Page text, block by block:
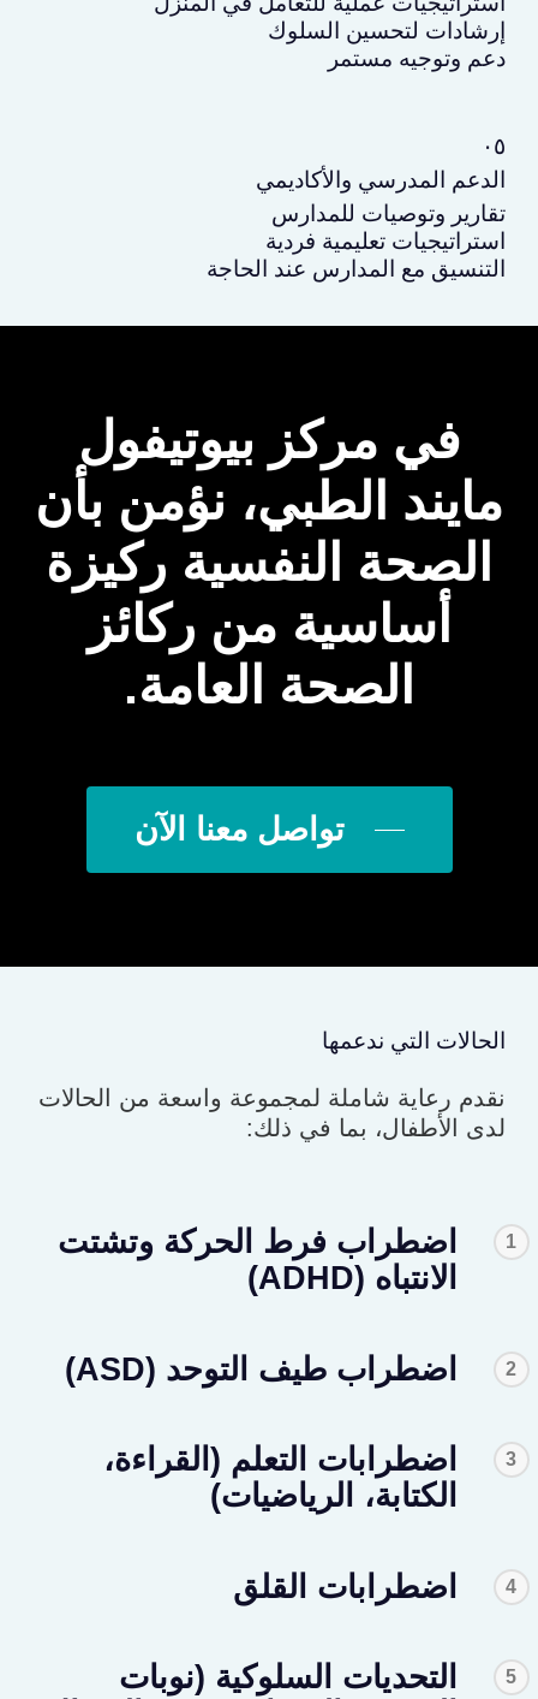
إرشادات لتحسين السلوك
دعم وتوجيه مستمر
٠٥
الدعم المدرسي والأكاديمي
تقارير وتوصيات للمدارس
استراتيجيات تعليمية فردية
التنسيق مع المدارس عند الحاجة
في مركز بيوتيفول
مايند الطبي، نؤمن بأن
الصحة النفسية ركيزة
أساسية من ركائز
الصحة العامة.
تواصل معنا الآن
الحالات التي ندعمها
نقدم رعاية شاملة لمجموعة واسعة من الحالات
لدى الأطفال، بما في ذلك:
1
اضطراب فرط الحركة وتشتت
الانتباه (ADHD)
2 اضطراب طيف التوحد (ASD)
3
اضطرابات التعلم (القراءة،
الكتابة، الرياضيات)
4 اضطرابات القلق
5
التحديات السلوكية (نوبات